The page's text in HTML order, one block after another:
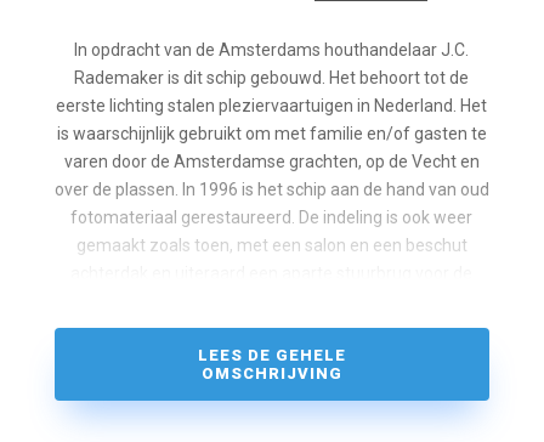
In opdracht van de Amsterdams houthandelaar J.C.
Rademaker is dit schip gebouwd. Het behoort tot de
eerste lichting stalen pleziervaartuigen in Nederland. Het
is waarschijnlijk gebruikt om met familie en/of gasten te
varen door de Amsterdamse grachten, op de Vecht en
over de plassen. In 1996 is het schip aan de hand van oud
fotomateriaal gerestaureerd. De indeling is ook weer
gemaakt zoals toen, met een salon en een beschut
LEES DE GEHELE
OMSCHRIJVING